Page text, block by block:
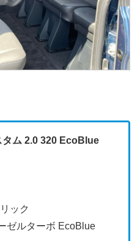
タム 2.0 320 EcoBlue
ック
ゼルターボ EcoBlue